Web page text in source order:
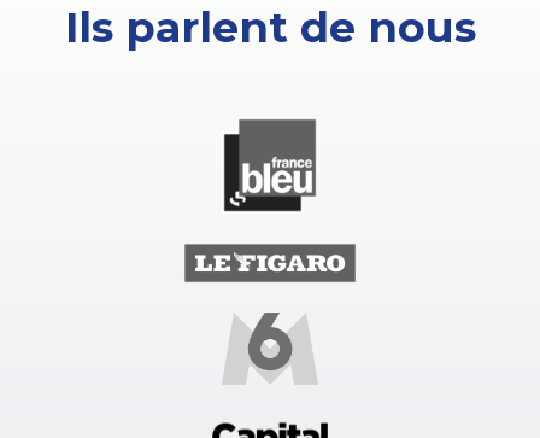
Ils parlent de nous